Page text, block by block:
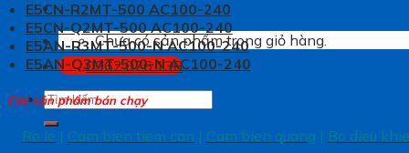
Chưa có sản phẩm trong giỏ hàng.
0962.076.138
Tìm
E5CN-R2MT-500 AC100-240
E5CN-Q2MT-500 AC100-240
E5AN-R3MT-500-N AC100-240
E5AN-Q3MT-500-N AC100-240
Các sản phẩm bán chạy
Ro le | Cam bien tiem can | Cam bien quang | Bo dieu